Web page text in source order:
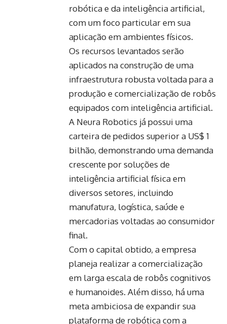
robótica e da inteligência artificial,
com um foco particular em sua
aplicação em ambientes físicos.
Os recursos levantados serão
aplicados na construção de uma
infraestrutura robusta voltada para a
produção e comercialização de robôs
equipados com inteligência artificial.
A Neura Robotics já possui uma
carteira de pedidos superior a US$ 1
bilhão, demonstrando uma demanda
crescente por soluções de
inteligência artificial física em
diversos setores, incluindo
manufatura, logística, saúde e
mercadorias voltadas ao consumidor
final.
Com o capital obtido, a empresa
planeja realizar a comercialização
em larga escala de robôs cognitivos
e humanoides. Além disso, há uma
meta ambiciosa de expandir sua
plataforma de robótica com a